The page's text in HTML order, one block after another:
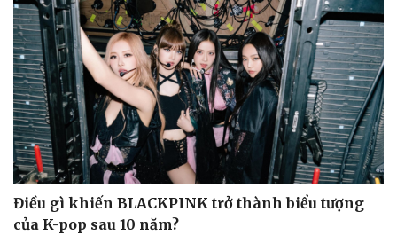
Tư vấn
Săn Tour
check-in
Câu chuyện thời sự
Đọc truyện đêm khuya
Cửa sổ tình yêu
Kể chuyện cho bé
Hạt giống tâm hồn
Điều gì khiến BLACKPINK trở thành biểu tượng
của K-pop sau 10 năm?